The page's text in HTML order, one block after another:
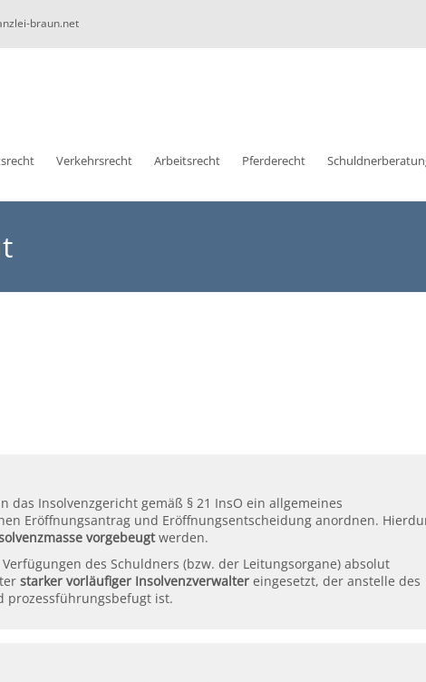
braun.net
Verkehrsrecht Arbeitsrecht Pferderecht
das Insolvenzgericht gemäß § 21 InsO ein allgemeines
Eröffnungsantrag und Eröffnungsentscheidung anordnen.
vorgebeugtwerden.
des Schuldners (bzw. der Leitungsorgane) absolut
starker vorläufiger Insolvenzverwalter eingesetzt, der anstelle des
prozessführungsbefugt ist.